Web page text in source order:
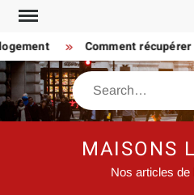
Skip
content
Comment
Search
MAISONS
Nos articles de